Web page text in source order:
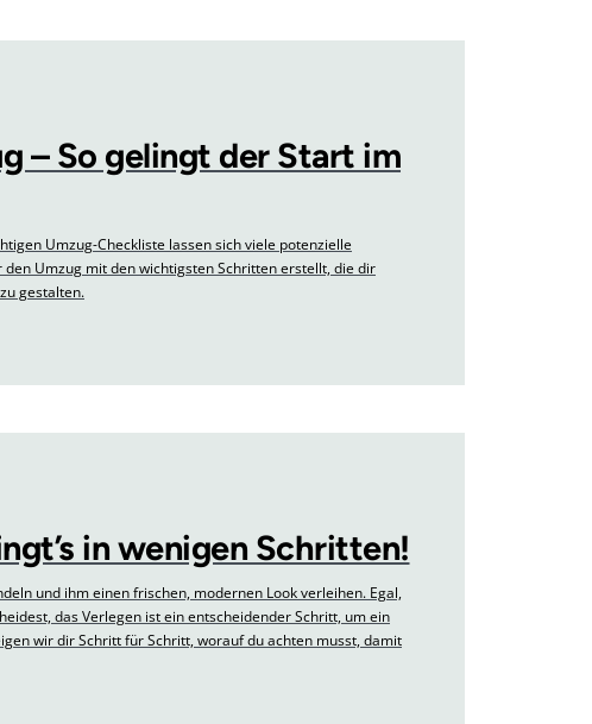
– So gelingt der Start im
Umzug-Checkliste lassen sich viele potenzielle
Umzug mit den wichtigsten Schritten erstellt, die dir
gestalten.
in wenigen Schritten!
und ihm einen frischen, modernen Look verleihen. Egal,
das Verlegen ist ein entscheidender Schritt, um ein
wir dir Schritt für Schritt, worauf du achten musst, damit